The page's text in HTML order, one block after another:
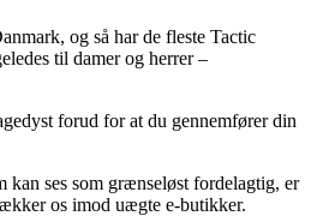
og så har de fleste Tactic
til damer og herrer –
forud for at du gennemfører din
ses som grænseløst fordelagtig, er
os imod uægte e-butikker.